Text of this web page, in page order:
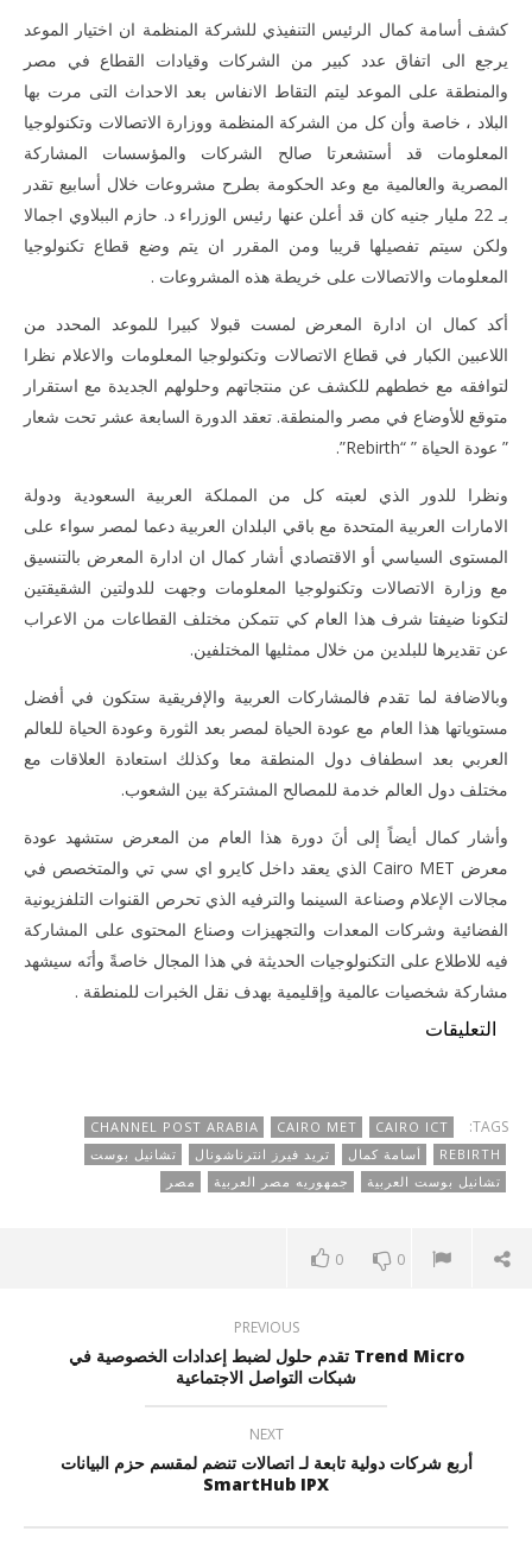
كشف أسامة كمال الرئيس التنفيذي للشركة المنظمة ان اختيار الموعد
يرجع الى اتفاق عدد كبير من الشركات وقيادات القطاع في مصر
والمنطقة على الموعد ليتم التقاط الانفاس بعد الاحداث التى مرت بها
البلاد ، خاصة وأن كل من الشركة المنظمة ووزارة الاتصالات وتكنولوجيا
المعلومات قد أستشعرتا صالح الشركات والمؤسسات المشاركة
المصرية والعالمية مع وعد الحكومة بطرح مشروعات خلال أسابيع تقدر
بـ 22 مليار جنيه كان قد أعلن عنها رئيس الوزراء د. حازم الببلاوي اجمالا
ولكن سيتم تفصيلها قريبا ومن المقرر ان يتم وضع قطاع تكنولوجيا
المعلومات والاتصالات على خريطة هذه المشروعات .
أكد كمال ان ادارة المعرض لمست قبولا كبيرا للموعد المحدد من
اللاعبين الكبار في قطاع الاتصالات وتكنولوجيا المعلومات والاعلام نظرا
لتوافقه مع خططهم للكشف عن منتجاتهم وحلولهم الجديدة مع استقرار
متوقع للأوضاع في مصر والمنطقة. تعقد الدورة السابعة عشر تحت شعار
” عودة الحياة ” “Rebirth”.
ونظرا للدور الذي لعبته كل من المملكة العربية السعودية ودولة
الامارات العربية المتحدة مع باقي البلدان العربية دعما لمصر سواء على
المستوى السياسي أو الاقتصادي أشار كمال ان ادارة المعرض بالتنسيق
مع وزارة الاتصالات وتكنولوجيا المعلومات وجهت للدولتين الشقيقتين
لتكونا ضيفتا شرف هذا العام كي تتمكن مختلف القطاعات من الاعراب
عن تقديرها للبلدين من خلال ممثليها المختلفين.
وبالاضافة لما تقدم فالمشاركات العربية والإفريقية ستكون في أفضل
مستوياتها هذا العام مع عودة الحياة لمصر بعد الثورة وعودة الحياة للعالم
العربي بعد اسطفاف دول المنطقة معا وكذلك استعادة العلاقات مع
مختلف دول العالم خدمة للمصالح المشتركة بين الشعوب.
وأشار كمال أيضاً إلى أنَ دورة هذا العام من المعرض ستشهد عودة
معرض Cairo MET الذي يعقد داخل كايرو اي سي تي والمتخصص في
مجالات الإعلام وصناعة السينما والترفيه الذي تحرص القنوات التلفزيونية
الفضائية وشركات المعدات والتجهيزات وصناع المحتوى على المشاركة
فيه للاطلاع على التكنولوجيات الحديثة في هذا المجال خاصةً وأنَه سيشهد
مشاركة شخصيات عالمية وإقليمية بهدف نقل الخبرات للمنطقة .
التعليقات
TAGS:
CAIRO ICT
CAIRO MET
CHANNEL POST ARABIA
REBIRTH
أسامة كمال تريد فيرز انترناشونال
تشانيل بوست
تشانيل بوست العربية
جمهوريه مصر العربية مصر
0 0
PREVIOUS
Trend Micro تقدم حلول لضبط إعدادات الخصوصية في
شبكات التواصل الاجتماعية
NEXT
أربع شركات دولية تابعة لـ اتصالات تنضم لمقسم حزم البيانات
SmartHub IPX